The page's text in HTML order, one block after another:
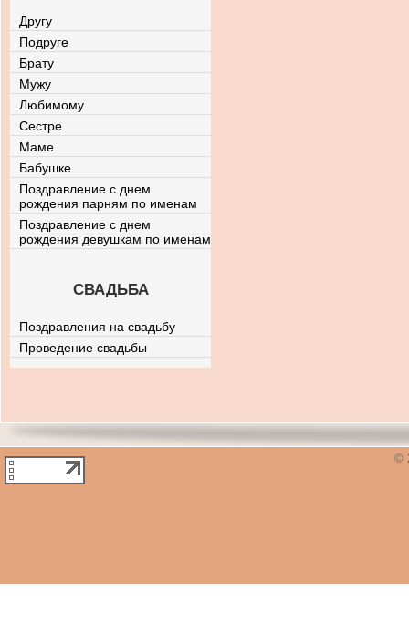
Другу
Подруге
Брату
Мужу
Любимому
Сестре
Маме
Бабушке
Поздравление с днем
рождения парням по именам
Поздравление с днем
рождения девушкам по именам
СВАДЬБА
Поздравления на свадьбу
Проведение свадьбы
©